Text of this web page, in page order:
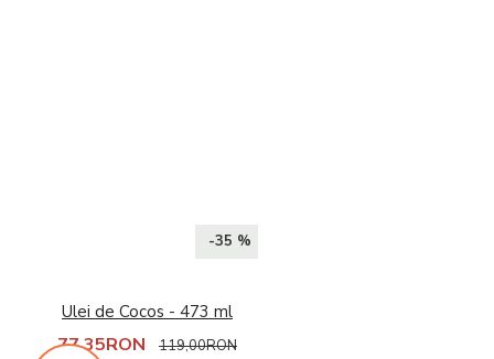
-35 %
Ulei de Cocos - 473 ml
77,35RON 119,00RON